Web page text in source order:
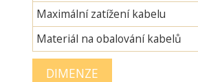
Maximální zatížení kabelu
Materiál na obalování kabelů
DIMENZE